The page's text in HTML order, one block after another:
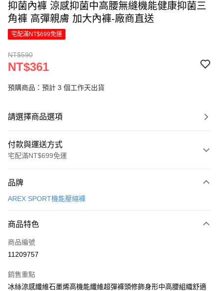
抑菌內褲 涼感抑菌中高腰無縫機能健康抑菌三
角褲 高彈親膚 加大內褲-廠商直送
宅配滿NT$699免運
NT$590
NT$361
預購商品：預計 3 個工作天出貨
請選擇商品選項
付款與運送方式
宅配滿NT$699免運
信用卡一次付款
Apple Pay
街口支付
Google Pay
品牌
AREX SPORT機能壓縮褲
商品特色
商品編號
11209757
銷售重點
冰絲涼感纖維石墨烯高機能纖維超彈褲頭修飾身形中高腰組織舒適